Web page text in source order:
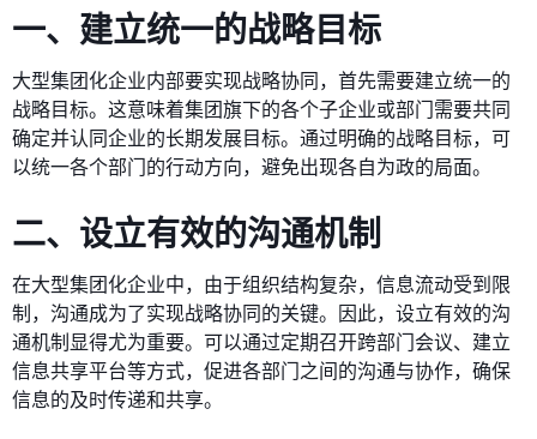
一、建立统一的战略目标
大型集团化企业内部要实现战略协同，首先需要建立统一的
战略目标。这意味着集团旗下的各个子企业或部门需要共同
确定并认同企业的长期发展目标。通过明确的战略目标，可
以统一各个部门的行动方向，避免出现各自为政的局面。
二、设立有效的沟通机制
在大型集团化企业中，由于组织结构复杂，信息流动受到限
制，沟通成为了实现战略协同的关键。因此，设立有效的沟
通机制显得尤为重要。可以通过定期召开跨部门会议、建立
信息共享平台等方式，促进各部门之间的沟通与协作，确保
信息的及时传递和共享。